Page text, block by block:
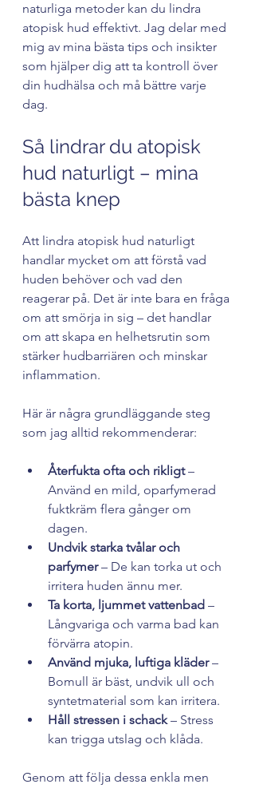
naturliga metoder kan du lindra
atopisk hud effektivt. Jag delar med
mig av mina bästa tips och insikter
som hjälper dig att ta kontroll över
din hudhälsa och må bättre varje
dag.
Så lindrar du atopisk
hud naturligt – mina
bästa knep
Att lindra atopisk hud naturligt
handlar mycket om att förstå vad
huden behöver och vad den
reagerar på. Det är inte bara en fråga
om att smörja in sig – det handlar
om att skapa en helhetsrutin som
stärker hudbarriären och minskar
inflammation.
Här är några grundläggande steg
som jag alltid rekommenderar:
Återfukta ofta och rikligt –
Använd en mild, oparfymerad
fuktkräm flera gånger om
dagen.
Undvik starka tvålar och
parfymer – De kan torka ut och
irritera huden ännu mer.
Ta korta, ljummet vattenbad –
Långvariga och varma bad kan
förvärra atopin.
Använd mjuka, luftiga kläder –
Bomull är bäst, undvik ull och
syntetmaterial som kan irritera.
Håll stressen i schack – Stress
kan trigga utslag och klåda.
Genom att följa dessa enkla men